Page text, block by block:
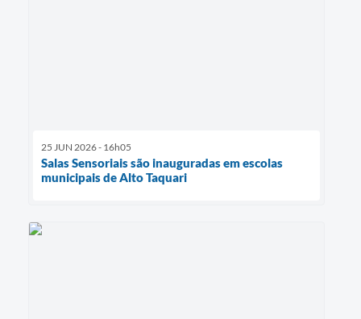
25 JUN 2026 - 16h05
Salas Sensoriais são inauguradas em escolas
municipais de Alto Taquari